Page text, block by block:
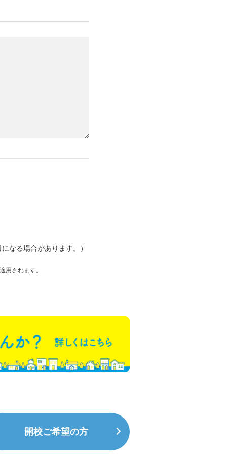
なる場合があります。）
用されます。
開校ご希望の方